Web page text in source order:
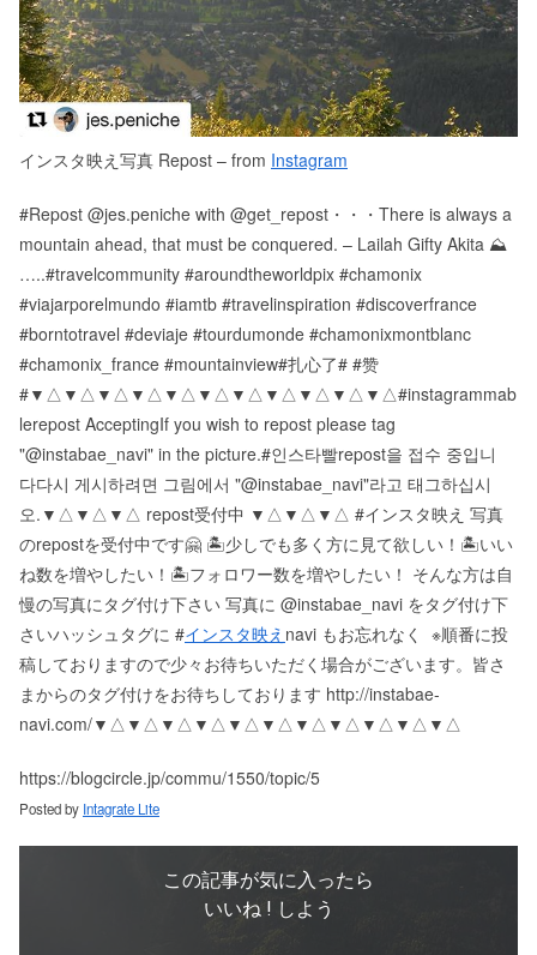
インスタ映え写真 Repost – from Instagram
#Repost @jes.peniche with @get_repost・・・There is always a
mountain ahead, that must be conquered. – Lailah Gifty Akita ⛰
…..#travelcommunity #aroundtheworldpix #chamonix
#viajarporelmundo #iamtb #travelinspiration #discoverfrance
#borntotravel #deviaje #tourdumonde #chamonixmontblanc
#chamonix_france #mountainview#扎心了# #赞
# ▼△▼△▼△▼△▼△▼△▼△▼△▼△▼△▼△ #instagrammab
le repost Accepting If you wish to repost please tag
"@instabae_navi" in the picture. #인스타빨 repost을 접수 중입니
다 다시 게시하려면 그림에서 "@instabae_navi"라고 태그하십시
오. ▼△▼△▼△ repost受付中 ▼△▼△▼△ #インスタ映え 写真
のrepostを受付中です🤗 🏝少しでも多く方に見て欲しい！ 🏝いい
ね数を増やしたい！ 🏝フォロワー数を増やしたい！ そんな方は自
慢の写真にタグ付け下さい 写真に @instabae_navi をタグ付け下
さい️ ハッシュタグに #インスタ映え navi もお忘れなく ️ ※順番に投
稿しておりますので少々お待ちいただく場合がございます。 皆さ
まからのタグ付けをお待ちしております http://instabae-
navi.com/ ▼△▼△▼△▼△▼△▼△▼△▼△▼△▼△▼△
https://blogcircle.jp/commu/1550/topic/5
Posted by Intagrate Lite
この記事が気に入ったら
いいね ! しよう